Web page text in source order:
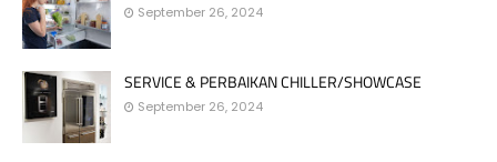
September 26, 2024
SERVICE & PERBAIKAN CHILLER/SHOWCASE
September 26, 2024